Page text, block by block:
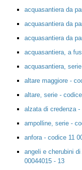
acquasantiera da
acquasantiera da
acquasantiera da
acquasantiera, a
acquasantiera,
altare maggiore -
altare, serie -
alzata di credenza -
ampolline, serie -
anfora - codice 11
angeli e cherubini
00044015 - 13